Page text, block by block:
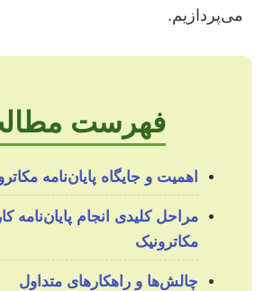
می‌پردازیم.
فهرست
اهمیت و جایگاه پایان‌نامه
مراحل کلیدی انجام پایان‌نامه
مکاترونیک
چالش‌ها و راهکارهای متداول